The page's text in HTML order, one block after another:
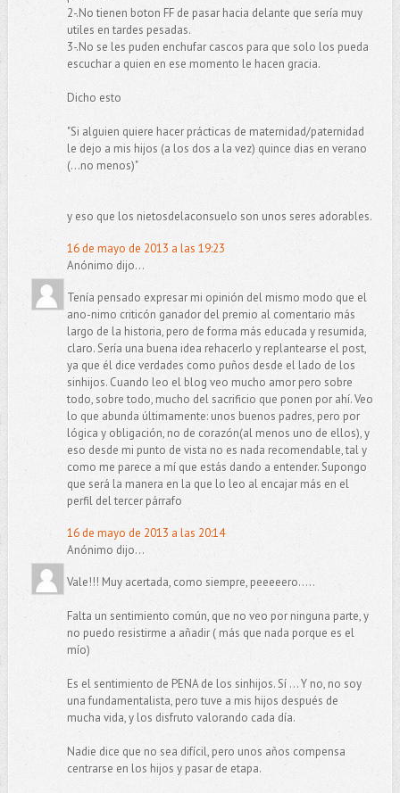
2-.No tienen boton FF de pasar hacia delante que sería muy
utiles en tardes pesadas.
3-.No se les puden enchufar cascos para que solo los pueda
escuchar a quien en ese momento le hacen gracia.
Dicho esto
"Si alguien quiere hacer prácticas de maternidad/paternidad
le dejo a mis hijos (a los dos a la vez) quince dias en verano
(...no menos)"
y eso que los nietosdelaconsuelo son unos seres adorables.
16 de mayo de 2013 a las 19:23
Anónimo dijo...
Tenía pensado expresar mi opinión del mismo modo que el
ano-nimo criticón ganador del premio al comentario más
largo de la historia, pero de forma más educada y resumida,
claro. Sería una buena idea rehacerlo y replantearse el post,
ya que él dice verdades como puños desde el lado de los
sinhijos. Cuando leo el blog veo mucho amor pero sobre
todo, sobre todo, mucho del sacrificio que ponen por ahí. Veo
lo que abunda últimamente: unos buenos padres, pero por
lógica y obligación, no de corazón(al menos uno de ellos), y
eso desde mi punto de vista no es nada recomendable, tal y
como me parece a mí que estás dando a entender. Supongo
que será la manera en la que lo leo al encajar más en el
perfil del tercer párrafo
16 de mayo de 2013 a las 20:14
Anónimo dijo...
Vale!!! Muy acertada, como siempre, peeeeero.....
Falta un sentimiento común, que no veo por ninguna parte, y
no puedo resistirme a añadir ( más que nada porque es el
mío)
Es el sentimiento de PENA de los sinhijos. Sí ... Y no, no soy
una fundamentalista, pero tuve a mis hijos después de
mucha vida, y los disfruto valorando cada día.
Nadie dice que no sea difícil, pero unos años compensa
centrarse en los hijos y pasar de etapa.